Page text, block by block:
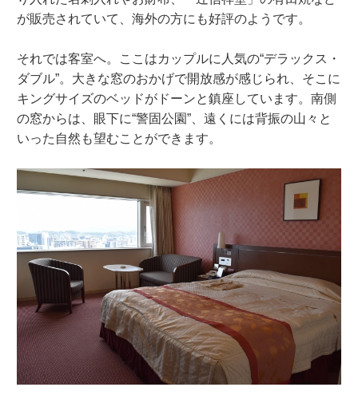
が販売されていて、海外の方にも好評のようです。
それでは客室へ。ここはカップルに人気の“デラックス・
ダブル”。大きな窓のおかげで開放感が感じられ、そこに
キングサイズのベッドがドーンと鎮座しています。南側
の窓からは、眼下に“警固公園”、遠くには背振の山々と
いった自然も望むことができます。